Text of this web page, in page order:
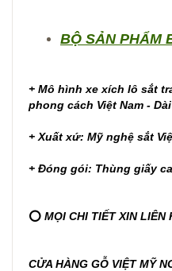
BỘ SẢN PHẨM
+ Mô hình xe xích lô sắt
phong cách Việt Nam -
+ Xuất xứ: Mỹ nghệ sắt
+ Đóng gói: Thùng giấy
⭕ MỌI CHI TIẾT XIN LIÊN
CỬA HÀNG GỖ VIỆT MỸ